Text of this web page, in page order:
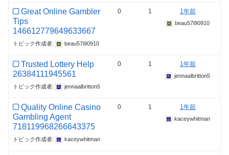
Great Online Gambler
Tips
146612779649633667
トピック作成者: beau57i90910
0 1 1年前
beau57i90910
Trusted Lottery Help
26384111945561
トピック作成者: jennaalbritton5
0 1 1年前
jennaalbritton5
Quality Online Casino
Gambling Agent
718119968266643375
トピック作成者: kaceywhitman
0 1 1年前
kaceywhitman